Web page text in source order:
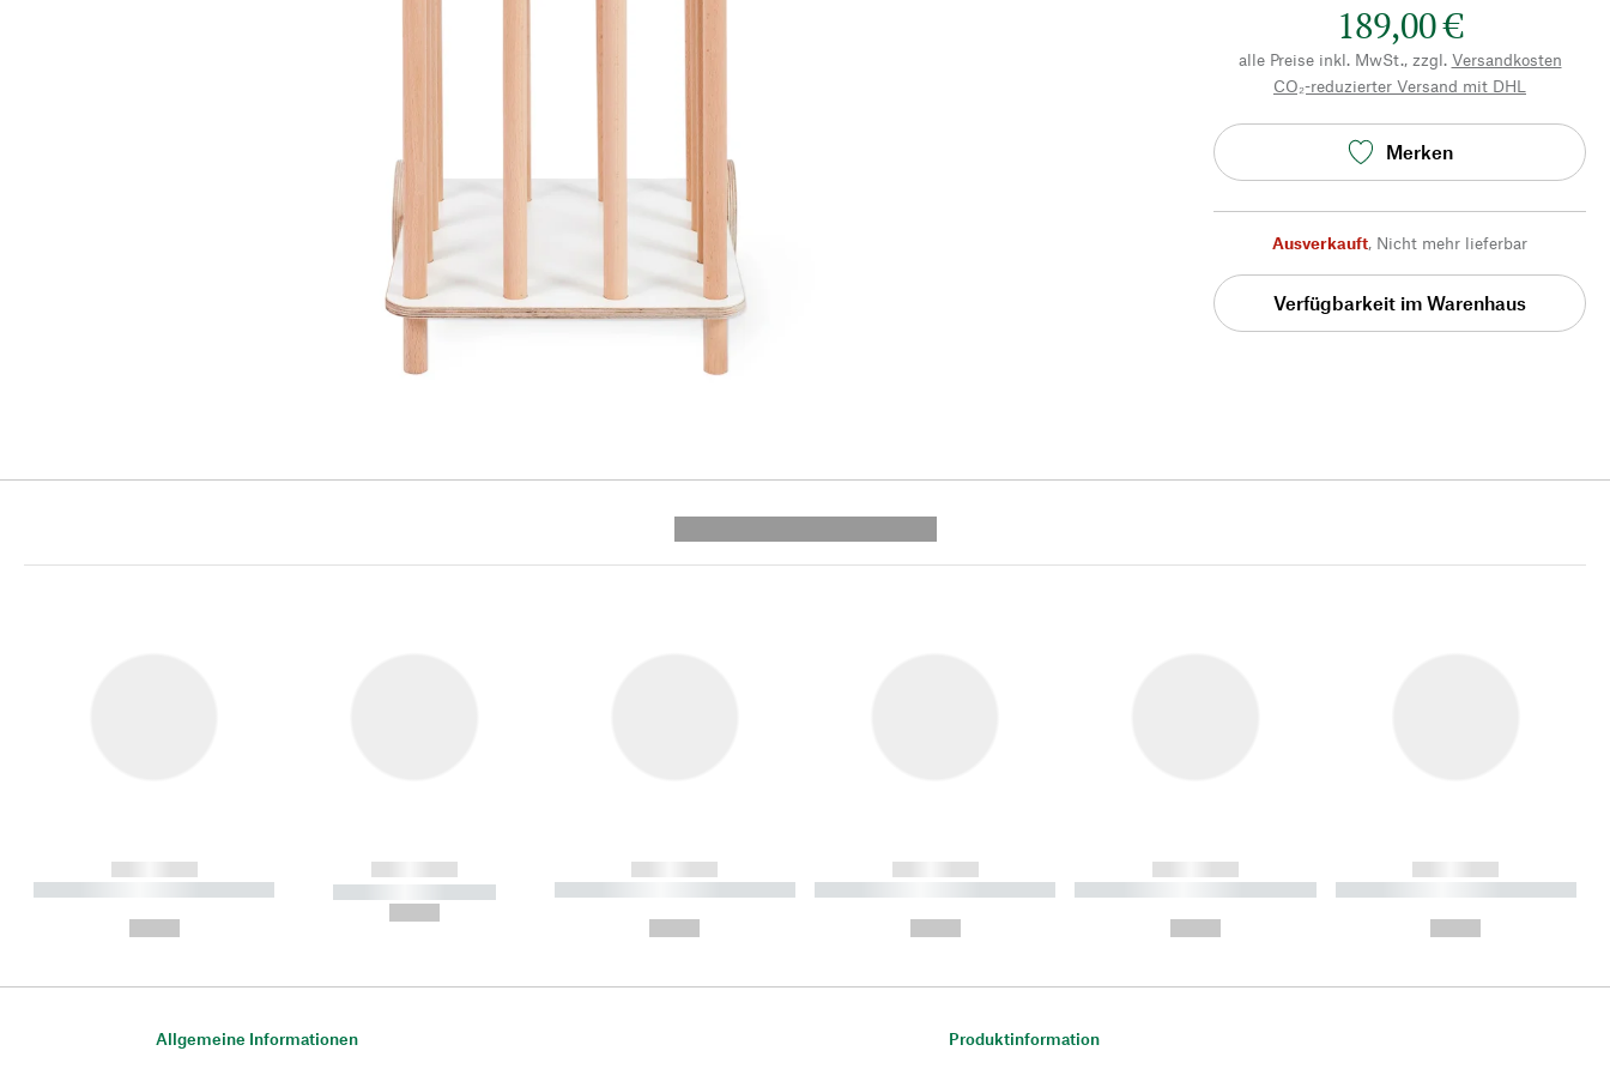
189,00 €
alle Preise inkl. MwSt., zzgl. Versandkosten
CO₂-reduzierter Versand mit DHL
Merken
Ausverkauft, Nicht mehr lieferbar
Verfügbarkeit im Warenhaus
------------
----------- ----------- ----------
------------
----------- -----------
------------
----------- ----------- ----------
------------
----------- ----------- ----------
------------
----------- ----------- ----------
------------
----------- ----------- ----------
Allgemeine Informationen Produktinformation